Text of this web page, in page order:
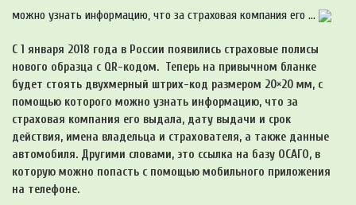
можно узнать информацию, что за страховая компания его ...
С 1 января 2018 года в России появились страховые полисы
нового образца с QR-кодом. Теперь на привычном бланке
будет стоять двухмерный штрих-код размером 20×20 мм, с
помощью которого можно узнать информацию, что за
страховая компания его выдала, дату выдачи и срок
действия, имена владельца и страхователя, а также данные
автомобиля. Другими словами, это ссылка на базу ОСАГО, в
которую можно попасть с помощью мобильного приложения
на телефоне.